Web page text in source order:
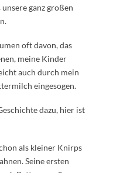
ganz großen
oft davon, das
meine Kinder
auch durch mein
eingesogen.
dazu, hier ist
als kleiner Knirps
Seine ersten